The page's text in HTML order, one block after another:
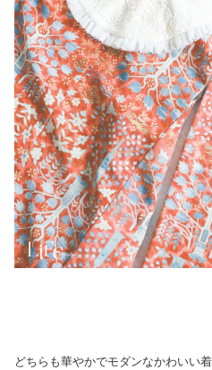
どちらも華やかでモダンなかわいい